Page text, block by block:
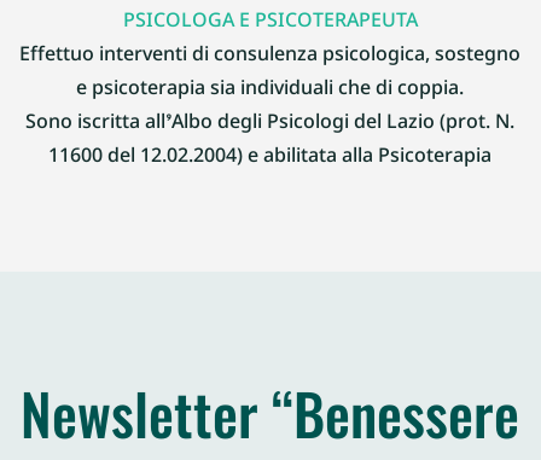
PSICOLOGA E PSICOTERAPEUTA
Effettuo interventi di consulenza psicologica, sostegno
e psicoterapia sia individuali che di coppia.
Sono iscritta all’Albo degli Psicologi del Lazio (prot. N.
11600 del 12.02.2004) e abilitata alla Psicoterapia
Newsletter “Benessere